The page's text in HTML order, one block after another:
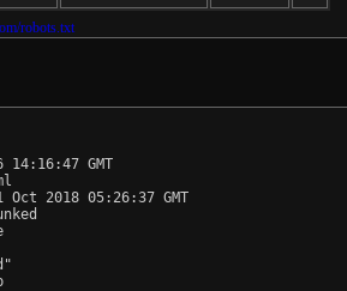
robots.txt
GMT
2018 05:26:37 GMT